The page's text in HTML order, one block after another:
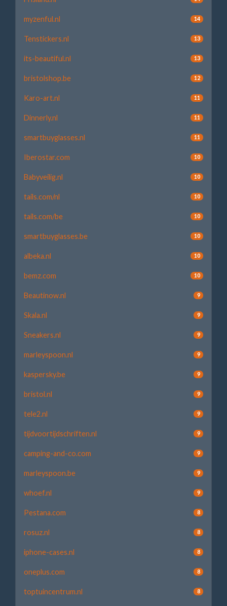
myzenful.nl 14
Tenstickers.nl 13
its-beautiful.nl 13
bristolshop.be 12
Karo-art.nl 11
Dinnerly.nl 11
smartbuyglasses.nl 11
Iberostar.com 10
Babyveilig.nl 10
tails.com/nl 10
tails.com/be 10
smartbuyglasses.be 10
albeka.nl 10
bemz.com 10
Beautinow.nl 9
Skala.nl 9
Sneakers.nl 9
marleyspoon.nl 9
kaspersky.be 9
bristol.nl 9
tele2.nl 9
tijdvoortijdschriften.nl 9
camping-and-co.com 9
marleyspoon.be 9
whoef.nl 9
Pestana.com 8
rosuz.nl 8
iphone-cases.nl 8
oneplus.com 8
toptuincentrum.nl 8